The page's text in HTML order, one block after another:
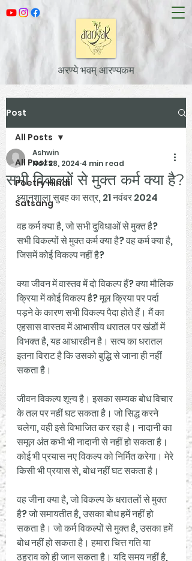
अरण्ये भवम् आरण्यकम
Post
All Posts
Poetry Hindi
Satsang
All Posts
सभी विकल्पों से मुक्त कर्म क्या है?
Ashwin
Nov 28, 2024 4 min read
ध्यानशाला सुबह का सत्र, 21 नवंबर 2024
वह कर्म क्या है, जो सभी दुविधाओं से मुक्त है?
सभी विकल्पों से मुक्त कर्म क्या है? वह कर्म क्या है,
जिसमें कोई विकल्प नहीं है?
क्या जीवन में वास्तव में दो विकल्प हैं? क्या मौलिक
क्रिया में कोई विकल्प है? मूल क्रिया पर पर्दा
पड़ने के कारण सभी विकल्प पैदा होते हैं। मैं का
एहसास वास्तव में आभासीय धरातल पर खंडों में
विभक्त है, यह आधारहीन है। सत्य का धरातल
इतना विराट है कि उसको बुद्धि से जाना ही नहीं
सकता है।
जीवन विकल्प शून्य है। इसका सम्यक बोध विचार
के तल पर नहीं घट सकता है। जो सिद्ध करने
चलेगा, वही इसे विभाजित कर रहा है। नादानी का
समूल अंत कभी भी नादानी से नहीं हो सकता है।
कोई भी प्रयास नए विकल्प को निर्मित करेगा। मेरे
किसी भी प्रयास से, बोध नहीं घट सकता है।
वह जीना क्या है, जो विकल्प के धरातलों से मुक्त
है? जो समायतीत है, उसका बोध हमें नहीं हो
सकता है। जो कर्म विकल्पों से मुक्त है, उसका हमें
बोध नहीं हो सकता है। हमारा चित्त गति या
ठहराव को ही जान सकता है। यदि समय नहीं है,